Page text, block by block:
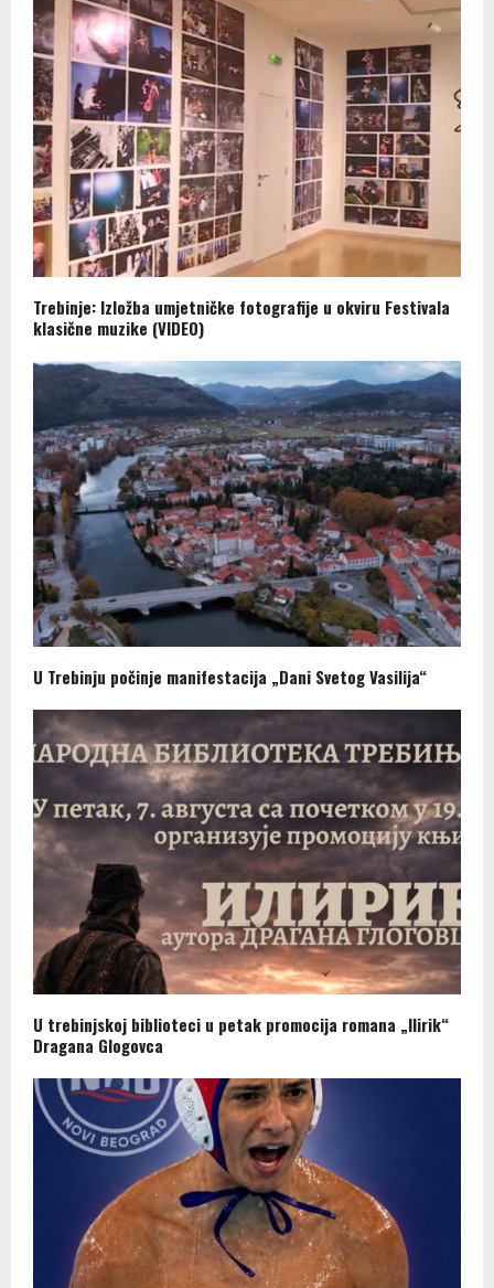
Trebinje: Izložba umjetničke fotografije u okviru Festivala
klasične muzike (VIDEO)
U Trebinju počinje manifestacija „Dani Svetog Vasilija“
U trebinjskoj biblioteci u petak promocija romana „Ilirik“
Dragana Glogovca